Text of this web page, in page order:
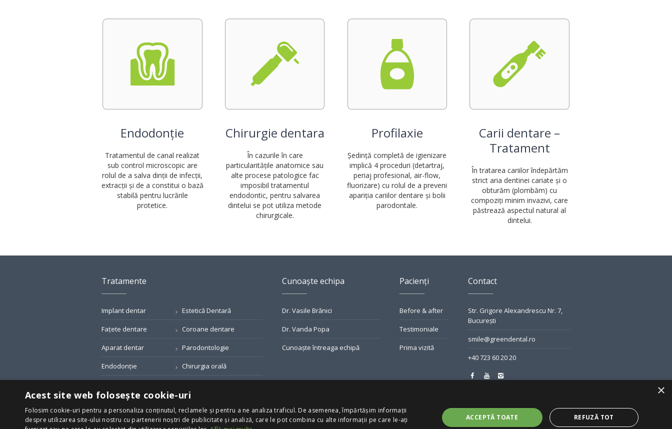
Endodonție
Tratamentul de canal realizat
sub control microscopic are
rolul de a salva dinții de infecții,
extracții și de a constitui o bază
stabilă pentru lucrările
protetice.
Chirurgie dentara
În cazurile în care
particularitățile anatomice sau
alte procese patologice fac
imposibil tratamentul
endodontic, pentru salvarea
dintelui se pot utiliza metode
chirurgicale.
Profilaxie
Ședință completă de igienizare
implică 4 proceduri (detartraj,
periaj profesional, air-flow,
fluorizare) cu rolul de a preveni
apariția cariilor dentare și bolii
parodontale.
Carii dentare –
Tratament
În tratarea cariilor îndepărtăm
strict aria dentinei cariate și o
obturăm (plombăm) cu
compoziți minim invazivi, care
păstrează aspectul natural al
dintelui.
Tratamente
Implant dentar Estetică Dentară
Fațete dentare Coroane dentare
Aparat dentar Parodontologie
Endodonție Chirurgia orală
dentare
Cunoaște echipa
Dr. Vasile Brănici
Dr. Vanda Popa
Cunoaște întreaga echipă
Pacienți
Before & after
Testimoniale
Prima vizită
Contact
Str. Grigore Alexandrescu Nr. 7,
București
smile@greendental.ro
+40 723 60 20 20
×
Acest site web folosește cookie-uri
Folosim cookie-uri pentru a personaliza conținutul, reclamele și pentru a ne analiza traficul. De asemenea, împărtășim informații
despre utilizarea site-ului nostru cu partenerii noștri de publicitate și analiză, care le pot combina cu alte informații pe care le-ați
ACCEPTĂ TOATE REFUZĂ TOT